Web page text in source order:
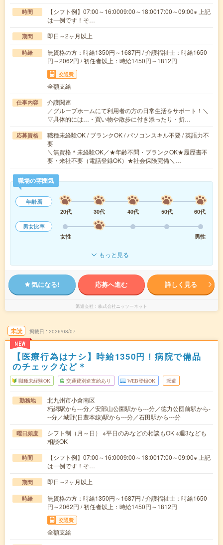
時間
【シフト例】07:00～16:0009:00～18:0017:00～09:00※ 上記
は一例です！そ…
期間 即日～2ヶ月以上
時給
無資格の方：時給1350円～1687円 / 介護福祉士：時給1650
円～2062円 / 初任者以上：時給1450円～1812円
交通費
全額支給
仕事内容
介護関連
／グループホームにて利用者の方の日常生活をサポート！＼
▽具体的には…・買い物や散歩に付き添ったり・折…
応募資格
職種未経験OK / ブランクOK / パソコンスキル不要 / 英語力不
要
＼無資格＊未経験OK／★年齢不問・ブランクOK★履歴書不
要・来社不要（電話登録OK）★社会保険完備＼…
職場の雰囲気
年齢層
20代
30代 40代 50代
60代
男女比率
女性
男性
もっと見る
気になる! 応募へ進む 詳しく見る
派遣会社 株式会社ニッソーネット
未読
NEW
掲載日 2026/08/07
【医療行為はナシ】時給1350円！病院で備品
のチェックなど＊
職種未経験OK 交通費別途支給あり WEB登録OK 派遣
勤務地
北九州市小倉南区
朽網駅から---分／安部山公園駅から---分／徳力公団前駅から-
--分／城野(日豊本線)駅から---分／石田駅から---分
曜日頻度
シフト制（月～日） ※平日のみなどの相談もOK ※週3なども
相談OK
時間
【シフト例】07:00～16:0009:00～18:0017:00～09:00※ 上記
は一例です！そ…
期間 即日～2ヶ月以上
時給
無資格の方：時給1350円～1687円 / 介護福祉士：時給1650
円～2062円 / 初任者以上：時給1450円～1812円
交通費
全額支給